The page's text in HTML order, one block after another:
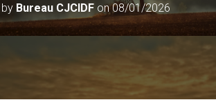
Bureau CJCIDFon08/01/2026